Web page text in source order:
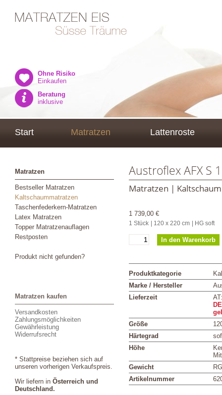
Ohne Risiko
Einkaufen
Beratung
inklusive
Start Matratzen Lattenroste
Matratzen
Bestseller Matratzen
Kaltschaummatratzen
Taschenfederkern-Matratzen
Latex Matratzen
Topper Matratzenauflagen
Restposten
Produkt nicht gefunden?
Matratzen kaufen
Versandkosten
Zahlungsmöglichkeiten
Gewährleistung
Widerrufsrecht
* Stattpreise beziehen sich auf
unseren vorherigen Verkaufspreis.
Wir liefern in Österreich und
Deutschland.
Austroflex AFX S
Matratzen |
1 739,00 €
1 Stück | 120 x 220 cm | HG soft
Produktkategorie
Marke / Hersteller
Lieferzeit
Größe
Härtegrad
Höhe
Gewicht
Artikelnummer